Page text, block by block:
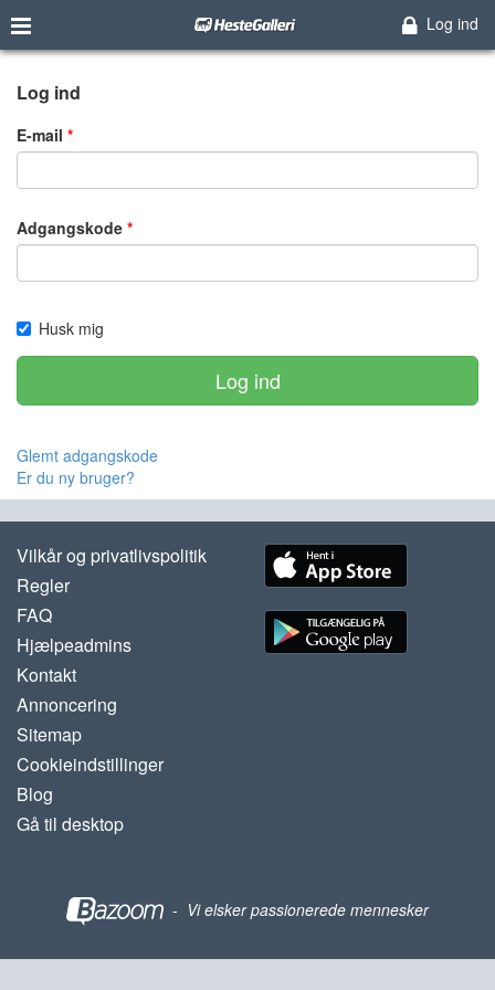
Log ind
Log ind
E-mail
Adgangskode
Husk mig
Log ind
Glemt adgangskode
Er du ny bruger?
Vilkår og privatlivspolitik
Regler
FAQ
Hjælpeadmins
Kontakt
Annoncering
Sitemap
Cookieindstillinger
Blog
Gå til desktop
- Vi elsker passionerede mennesker